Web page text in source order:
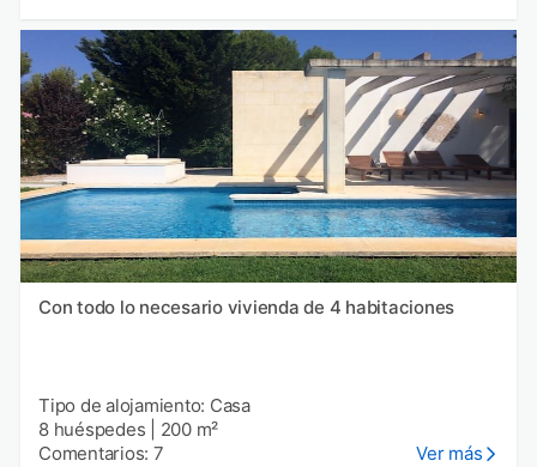
Con todo lo necesario vivienda de 4 habitaciones
Tipo de alojamiento: Casa
8 huéspedes
200 m²
Comentarios: 7
Ver más